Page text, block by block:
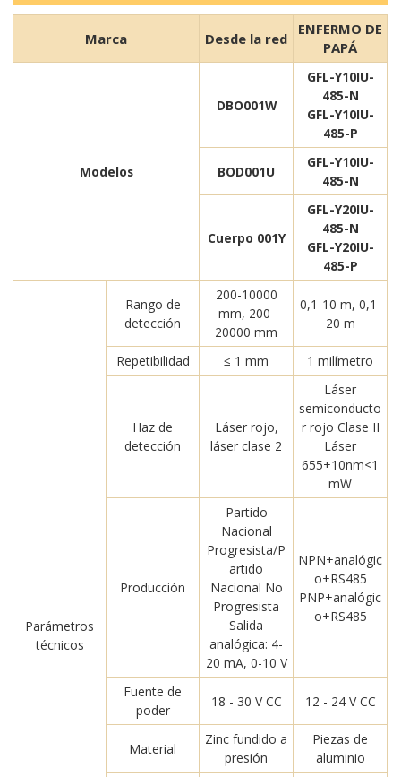
Marca Desde la red
ENFERMO DE
PAPÁ
Modelos
DBO001W
GFL-Y10IU-
485-N
GFL-Y10IU-
485-P
BOD001U
GFL-Y10IU-
485-N
Cuerpo 001Y
GFL-Y20IU-
485-N
GFL-Y20IU-
485-P
Parámetros
técnicos
Rango de
detección
200-10000
mm, 200-
20000 mm
0,1-10 m, 0,1-
20 m
Repetibilidad ≤ 1 mm 1 milímetro
Haz de
detección
Láser rojo,
láser clase 2
Láser
semiconducto
r rojo Clase II
Láser
655+10nm<1
mW
Producción
Partido
Nacional
Progresista/P
artido
Nacional No
Progresista
Salida
analógica: 4-
20 mA, 0-10 V
NPN+analógic
o+RS485
PNP+analógic
o+RS485
Fuente de
poder
18 - 30 V CC 12 - 24 V CC
Material
Zinc fundido a
presión
Piezas de
aluminio